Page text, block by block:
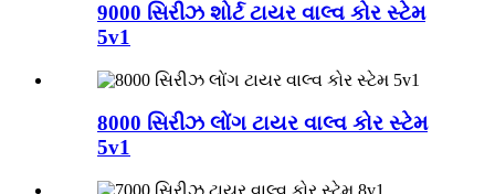
9000 સિરીઝ શોર્ટ ટાયર વાલ્વ કોર સ્ટેમ
5v1
8000 સિરીઝ લોંગ ટાયર વાલ્વ કોર સ્ટેમ
5v1